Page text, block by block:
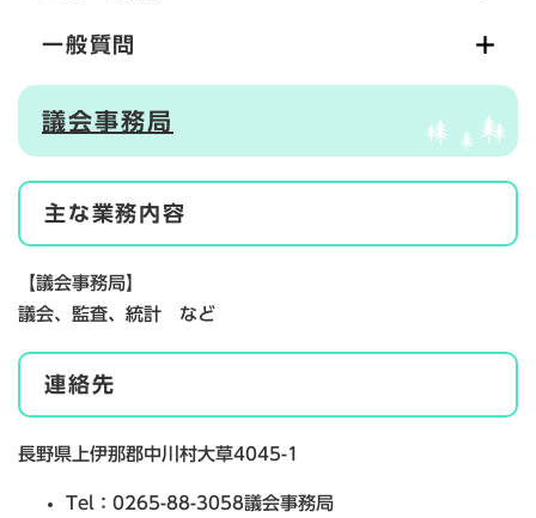
一般質問
議会事務局
主な業務内容
【議会事務局】
議会、監査、統計 など
連絡先
長野県上伊那郡中川村大草4045-1
Tel：0265-88-3058議会事務局